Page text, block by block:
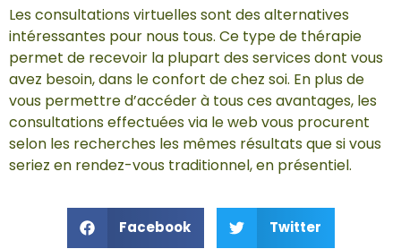
Les consultations virtuelles sont des alternatives
intéressantes pour nous tous. Ce type de thérapie
permet de recevoir la plupart des services dont vous
avez besoin, dans le confort de chez soi. En plus de
vous permettre d’accéder à tous ces avantages, les
consultations effectuées via le web vous procurent
selon les recherches les mêmes résultats que si vous
seriez en rendez-vous traditionnel, en présentiel.
Facebook Twitter